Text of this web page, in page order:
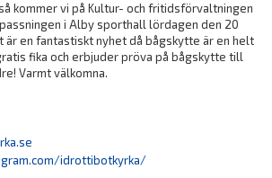
kommer vi på Kultur- och fritidsförvaltningen
i Alby sporthall lördagen den 20
är en fantastiskt nyhet då bågskytte är en helt
fika och erbjuder pröva på bågskytte till
Varmt välkomna.
idrottibotkyrka/